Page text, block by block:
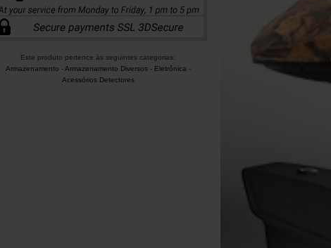
Este produto pertence às seguintes categorias:
Armazenamento -Armazenamento Diversos- Eletrônica -
Acessórios Detectores